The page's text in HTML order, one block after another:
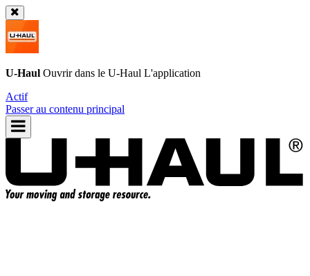
U-Haul Ouvrir dans le U-Haul L'application
Actif
Passer au contenu principal